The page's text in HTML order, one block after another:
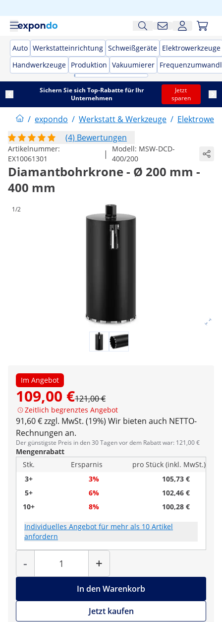
Auto Werkstatteinrichtung Schweißgeräte Elektrowerkzeuge
Handwerkzeuge Produktion Vakuumierer
Sichern Sie sich Top-Rabatte für Ihr
Unternehmen
Jetzt
sparen
/ expondo / Werkstatt & Werkzeuge /
(4) Bewertungen
Artikelnummer:
EX10061301
| Modell: MSW-DCD-
400/200
Diamantbohrkrone - Ø 200 mm -
400 mm
1/2
Im Angebot
109,00 €121,00 €
Zeitlich begrenztes Angebot
91,60 € zzgl. MwSt. (19%) Wir bieten auch NETTO-
Rechnungen an.
Der günstigste Preis in den 30 Tagen vor dem Rabatt war: 121,00 €
Mengenrabatt
Stk.
Ersparnis
pro Stück (inkl. MwSt.)
3+
3%
105,73 €
5+
6%
102,46 €
10+
8% 100,28 €
Individuelles Angebot für mehr als 10 Artikel
anfordern
-
Menge
+
In den Warenkorb
Jetzt kaufen